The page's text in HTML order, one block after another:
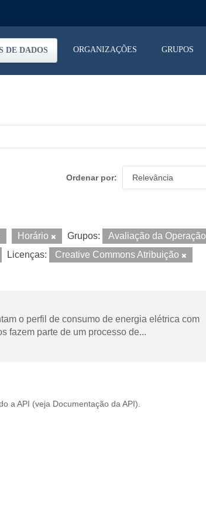
DE DADOS ORGANIZAÇÕES GRUPOS
Ordenar por
Horário Grupos:
Avaliação da Operação
Licenças: Creative Commons Atribuição
o perfil de consumo de energia elétrica com
fazem parte de um processo de...
a API (veja Documentação da API ).